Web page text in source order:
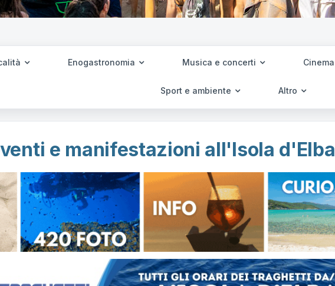
Enogastronomia Musica e concerti Cinema
Sport e ambiente Altro
e manifestazioni all'Isola d'Elba